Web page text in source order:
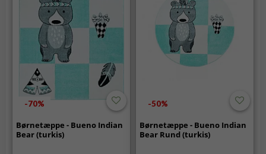
-70%
Børnetæppe - Bueno Indian
Bear (turkis)
-50%
Børnetæppe - Bueno Indian
Bear Rund (turkis)